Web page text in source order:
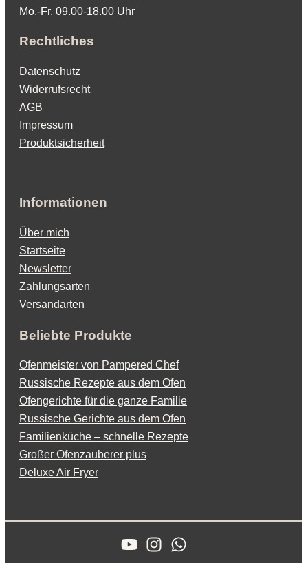
Mo.-Fr. 09.00-18.00 Uhr
Rechtliches
Datenschutz
Widerrufsrecht
AGB
Impressum
Produktsicherheit
Informationen
Über mich
Startseite
Newsletter
Zahlungsarten
Versandarten
Beliebte Produkte
Ofenmeister von Pampered Chef
Russische Rezepte aus dem Ofen
Ofengerichte für die ganze Familie
Russische Gerichte aus dem Ofen
Familienküche – schnelle Rezepte
Großer Ofenzauberer plus
Deluxe Air Fryer